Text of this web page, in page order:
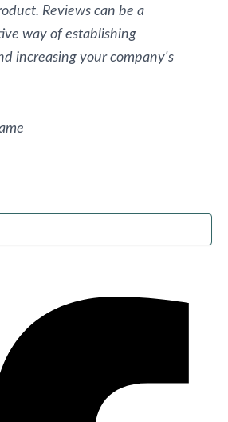
Reviews can be a
way of establishing
increasing your company's